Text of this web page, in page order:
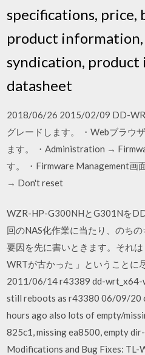
specifications, price,
product
syndication, product
datasheet
2018/06/26 2015/02/09 DD-
グレードします。 ・Webブラウ
ます。 ・Administration →
す。 ・Firmware Management画
→ Don't reset
WZR-HP-G300NHとG301Nを
回のNAS化作業に当たり、のち
要因を先に書いときます。それ
WRTが古かった 」ということに
2011/06/14 r43389 dd-wrt_x64-
still reboots as r43380 06/09/20
hours ago also lots of empty/
825c1, missing ea8500, empty
Modifications and Bug Fixes: TL-